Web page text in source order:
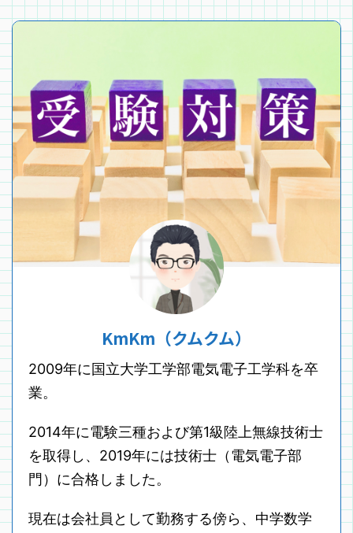
KmKm（クムクム）
2009年に国立大学工学部電気電子工学科を卒
業。
2014年に電験三種および第1級陸上無線技術士
を取得し、2019年には技術士（電気電子部
門）に合格しました。
現在は会社員として勤務する傍ら、中学数学